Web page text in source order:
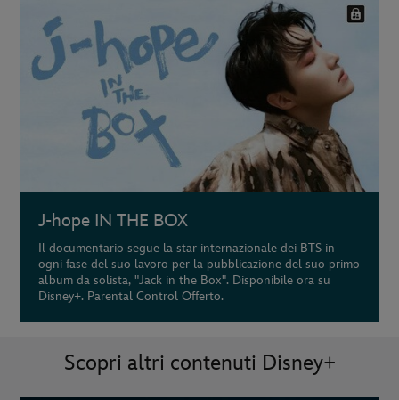
J-hope IN THE BOX
Il documentario segue la star internazionale dei BTS in
ogni fase del suo lavoro per la pubblicazione del suo primo
album da solista, "Jack in the Box". Disponibile ora su
Disney+. Parental Control Offerto.
Scopri altri contenuti Disney+